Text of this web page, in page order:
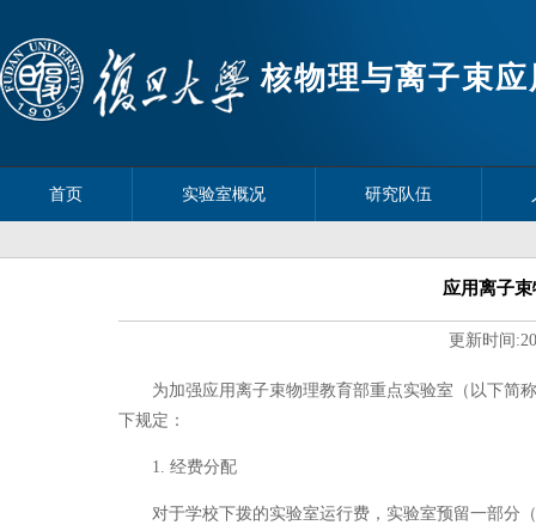
核物理与离子束
首页 实验室概况 研究队伍
应用离子
更新时间:
为加强应用离子束物理教育部重点实验室（以下简称
下规定：
1. 经费分配
对于学校下拨的实验室运行费，实验室预留一部分（